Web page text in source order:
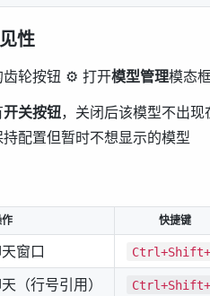
性
齿轮按钮 ⚙️ 打开模型管理模态
开关按钮，关闭后该模型不出
配置但暂时不想显示的模型
快捷键
窗口
（行号引用）